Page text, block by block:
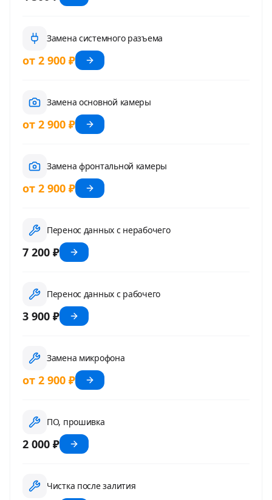
Замена системного разъема
от 2 900 ₽
Замена основной камеры
от 2 900 ₽
Замена фронтальной камеры
от 2 900 ₽
Перенос данных с нерабочего
7 200 ₽
Перенос данных с рабочего
3 900 ₽
Замена микрофона
от 2 900 ₽
ПО, прошивка
2 000 ₽
Чистка после залития